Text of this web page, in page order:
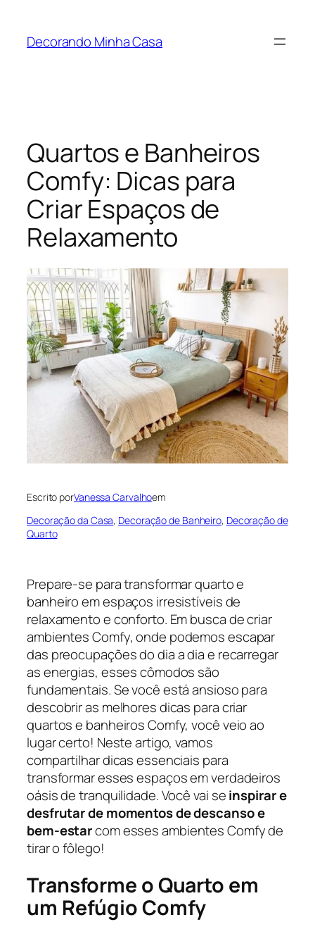
Decorando Minha Casa
Quartos e Banheiros
Comfy: Dicas para
Criar Espaços de
Relaxamento
Escrito porVanessa Carvalhoem
Decoração da Casa, Decoração de Banheiro, Decoração de
Quarto
Prepare-se para transformar quarto e
banheiro em espaços irresistíveis de
relaxamento e conforto. Em busca de criar
ambientes Comfy, onde podemos escapar
das preocupações do dia a dia e recarregar
as energias, esses cômodos são
fundamentais. Se você está ansioso para
descobrir as melhores dicas para criar
quartos e banheiros Comfy, você veio ao
lugar certo! Neste artigo, vamos
compartilhar dicas essenciais para
transformar esses espaços em verdadeiros
oásis de tranquilidade. Você vai seinspirar e
desfrutar de momentos de descanso e
bem-estarcom esses ambientes Comfy de
tirar o fôlego!
Transforme o Quarto em
um Refúgio Comfy